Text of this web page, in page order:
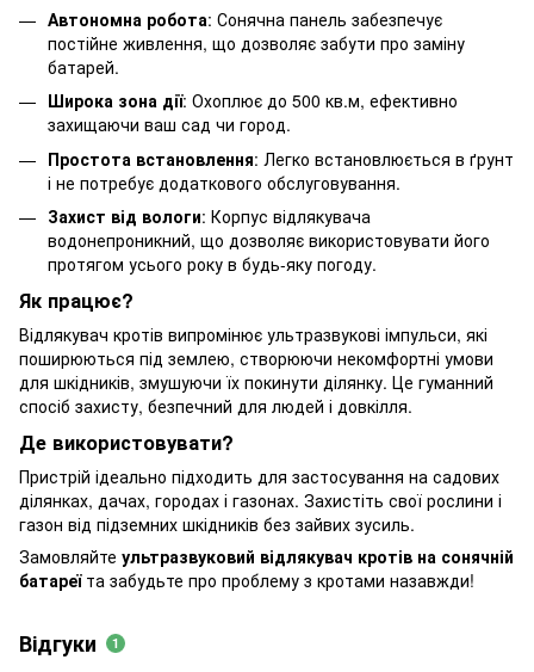
Автономна робота: Сонячна панель забезпечує
постійне живлення, що дозволяє забути про заміну
батарей.
Широка зона дії: Охоплює до 500 кв.м, ефективно
захищаючи ваш сад чи город.
Простота встановлення: Легко встановлюється в ґрунт
і не потребує додаткового обслуговування.
Захист від вологи: Корпус відлякувача
водонепроникний, що дозволяє використовувати його
протягом усього року в будь-яку погоду.
Як працює?
Відлякувач кротів випромінює ультразвукові імпульси, які
поширюються під землею, створюючи некомфортні умови
для шкідників, змушуючи їх покинути ділянку. Це гуманний
спосіб захисту, безпечний для людей і довкілля.
Де використовувати?
Пристрій ідеально підходить для застосування на садових
ділянках, дачах, городах і газонах. Захистіть свої рослини і
газон від підземних шкідників без зайвих зусиль.
Замовляйте ультразвуковий відлякувач кротів на сонячній
батареїта забудьте про проблему з кротами назавжди!
Відгуки 1